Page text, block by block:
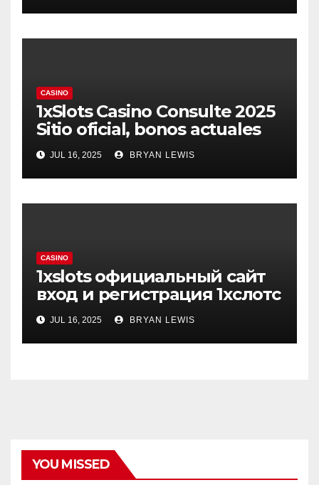
CASINO
1xSlots Casino Consulte 2025
Sitio oficial, bonos actuales
JUL 16, 2025 BRYAN LEWIS
CASINO
1xslots официальный сайт
вход и регистрация 1хслотс
JUL 16, 2025 BRYAN LEWIS
YOU MISSED